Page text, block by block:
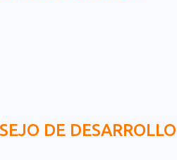
DE DESARROLLO